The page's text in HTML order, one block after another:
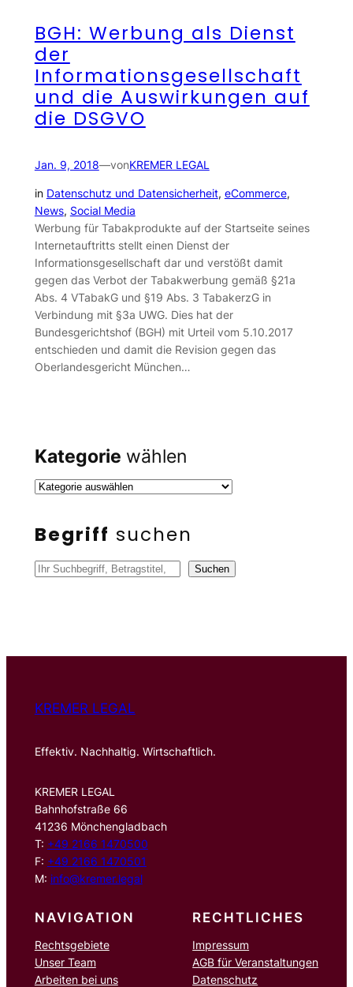
BGH: Werbung als Dienst
der
Informationsgesellschaft
und die Auswirkungen auf
die DSGVO
Jan. 9, 2018—vonKREMER LEGAL
in Datenschutz und Datensicherheit, eCommerce
News, Social Media
Werbung für Tabakprodukte auf der Startseite seines
Internetauftritts stellt einen Dienst der
Informationsgesellschaft dar und verstößt damit
gegen das Verbot der Tabakwerbung gemäß §21a
Abs. 4 VTabakG und §19 Abs. 3 TabakerzG in
Verbindung mit §3a UWG. Dies hat der
Bundesgerichtshof (BGH) mit Urteil vom 5.10.2017
entschieden und damit die Revision gegen das
Oberlandesgericht München…
Kategorie wählen
Begriff suchen
S
n
Suchen
KREMER LEGAL
Effektiv. Nachhaltig. Wirtschaftlich.
KREMER LEGAL
Bahnhofstraße 66
41236 Mönchengladbach
T: +49 2166 1470500
F: +49 2166 1470501
M: info@kremer.legal
NAVIGATION
Rechtsgebiete
Unser Team
Arbeiten bei uns
RECHTLICHES
Impressum
AGB für Veranstaltungen
Datenschutz